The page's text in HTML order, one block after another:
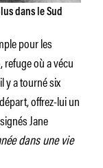
dans le Sud
pour les
refuge où a vécu
y a tourné six
offrez-lui un
Jane
dans une vie